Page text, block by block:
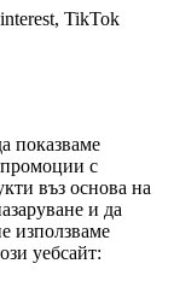
TikTok
показваме
с
въз основа на
и да
използваме
уебсайт: